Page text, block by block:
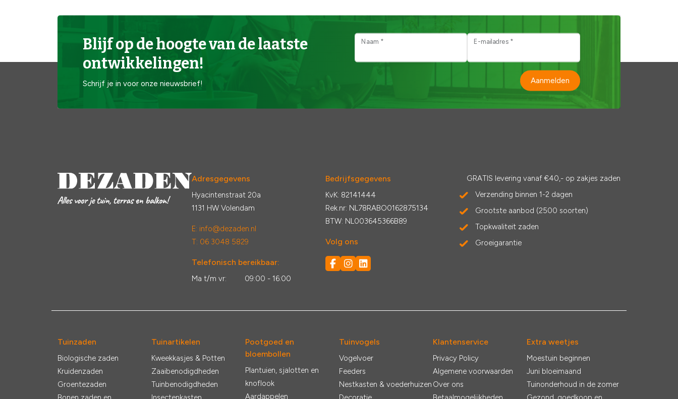
Blijf op de hoogte van de laatste
ontwikkelingen!
Schrijf je in voor onze nieuwsbrief!
Naam * E-mailadres *
Aanmelden
Adresgegevens
Hyacintenstraat 20a
1131 HW Volendam
E: info@dezaden.nl
T: 06 3048 5829
Telefonisch bereikbaar:
Ma t/m vr: 09:00 - 16:00
Bedrijfsgegevens
KvK: 82141444
Rek.nr: NL78RABO0162875134
BTW: NL003645366B89
Volg ons
GRATIS levering vanaf €40,- op zakjes zaden
Verzending binnen 1-2 dagen
Grootste aanbod (2500 soorten)
Topkwaliteit zaden
Groeigarantie
Tuinzaden
Biologische zaden
Kruidenzaden
Groentezaden
Tuinartikelen
Kweekkasjes & Potten
Zaaibenodigdheden
Tuinbenodigdheden
Pootgoed en
bloembollen
Plantuien, sjalotten en
knoflook
Aardappelen
Tuinvogels
Vogelvoer
Feeders
Nestkasten & voederhuizen
Klantenservice
Privacy Policy
Algemene voorwaarden
Over ons
Extra weetjes
Moestuin beginnen
Juni bloeimaand
Tuinonderhoud in de zomer